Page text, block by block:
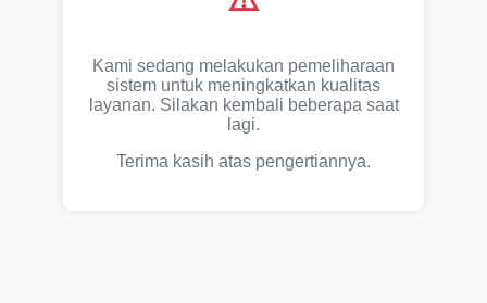
Kami sedang melakukan pemeliharaan
sistem untuk meningkatkan kualitas
layanan. Silakan kembali beberapa saat
lagi.
Terima kasih atas pengertiannya.